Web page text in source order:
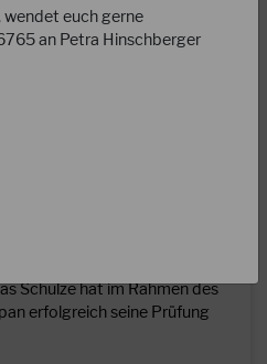
an Thomas Schulze
Schulze hat im Rahmen des
erfolgreich seine Prüfung
wendet euch gerne
an Petra Hinschberger